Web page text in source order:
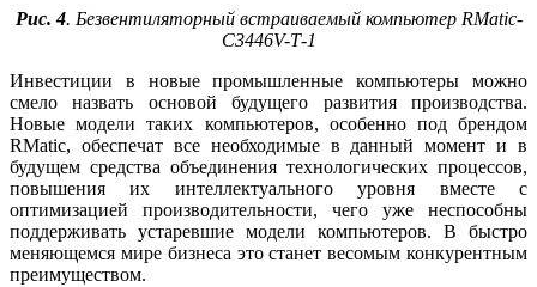
Рис. 4. Безвентиляторный встраиваемый компьютер RMatic-
C3446V-T‑1
Инвестиции в новые промышленные компьютеры можно
смело назвать основой будущего развития производства.
Новые модели таких компьютеров, особенно под брендом
RMatic, обеспечат все необходимые в данный момент и в
будущем средства объединения технологических процессов,
повышения их интеллектуального уровня вместе с
оптимизацией производительности, чего уже неспособны
поддерживать устаревшие модели компьютеров. В быстро
меняющемся мире бизнеса это станет весомым конкурентным
преимуществом.